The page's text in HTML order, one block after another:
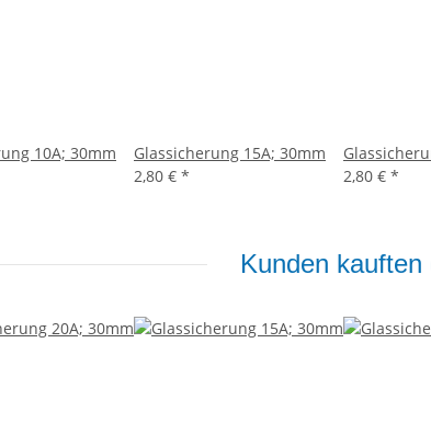
10A; 30mm
Glassicherung 15A; 30mm
2,80 € *
2,80 € *
Kunden